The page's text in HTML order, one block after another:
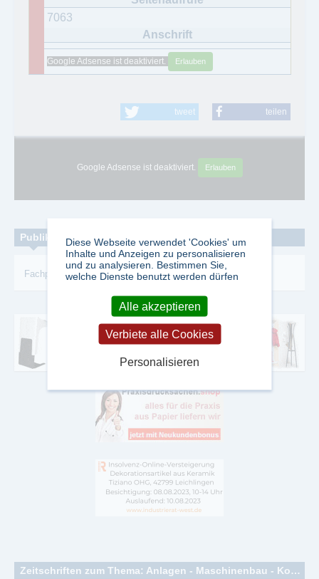
7063
Google Adsense ist deaktiviert. Erlauben
tweet teilen
Google Adsense ist deaktiviert. Erlauben
Publikationen zum Thema:
Fachpublikation- Maschinen-Elektro
Zeitschriften zum Thema: Anlagen - Maschinenbau - Konstruktion - Antriebstechnik
Diese Webseite verwendet 'Cookies' um
Inhalte und Anzeigen zu personalisieren
und zu analysieren. Bestimmen Sie,
welche Dienste benutzt werden dürfen
Alle akzeptieren
Verbiete alle Cookies
Personalisieren